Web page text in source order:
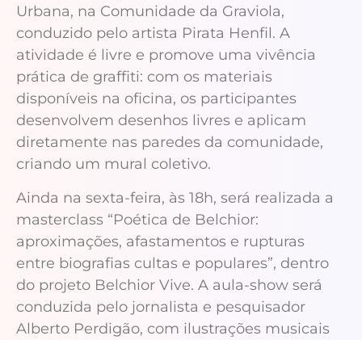
Urbana, na Comunidade da Graviola,
conduzido pelo artista Pirata Henfil. A
atividade é livre e promove uma vivência
prática de graffiti: com os materiais
disponíveis na oficina, os participantes
desenvolvem desenhos livres e aplicam
diretamente nas paredes da comunidade,
criando um mural coletivo.
Ainda na sexta-feira, às 18h, será realizada a
masterclass “Poética de Belchior:
aproximações, afastamentos e rupturas
entre biografias cultas e populares”, dentro
do projeto Belchior Vive. A aula-show será
conduzida pelo jornalista e pesquisador
Alberto Perdigão, com ilustrações musicais